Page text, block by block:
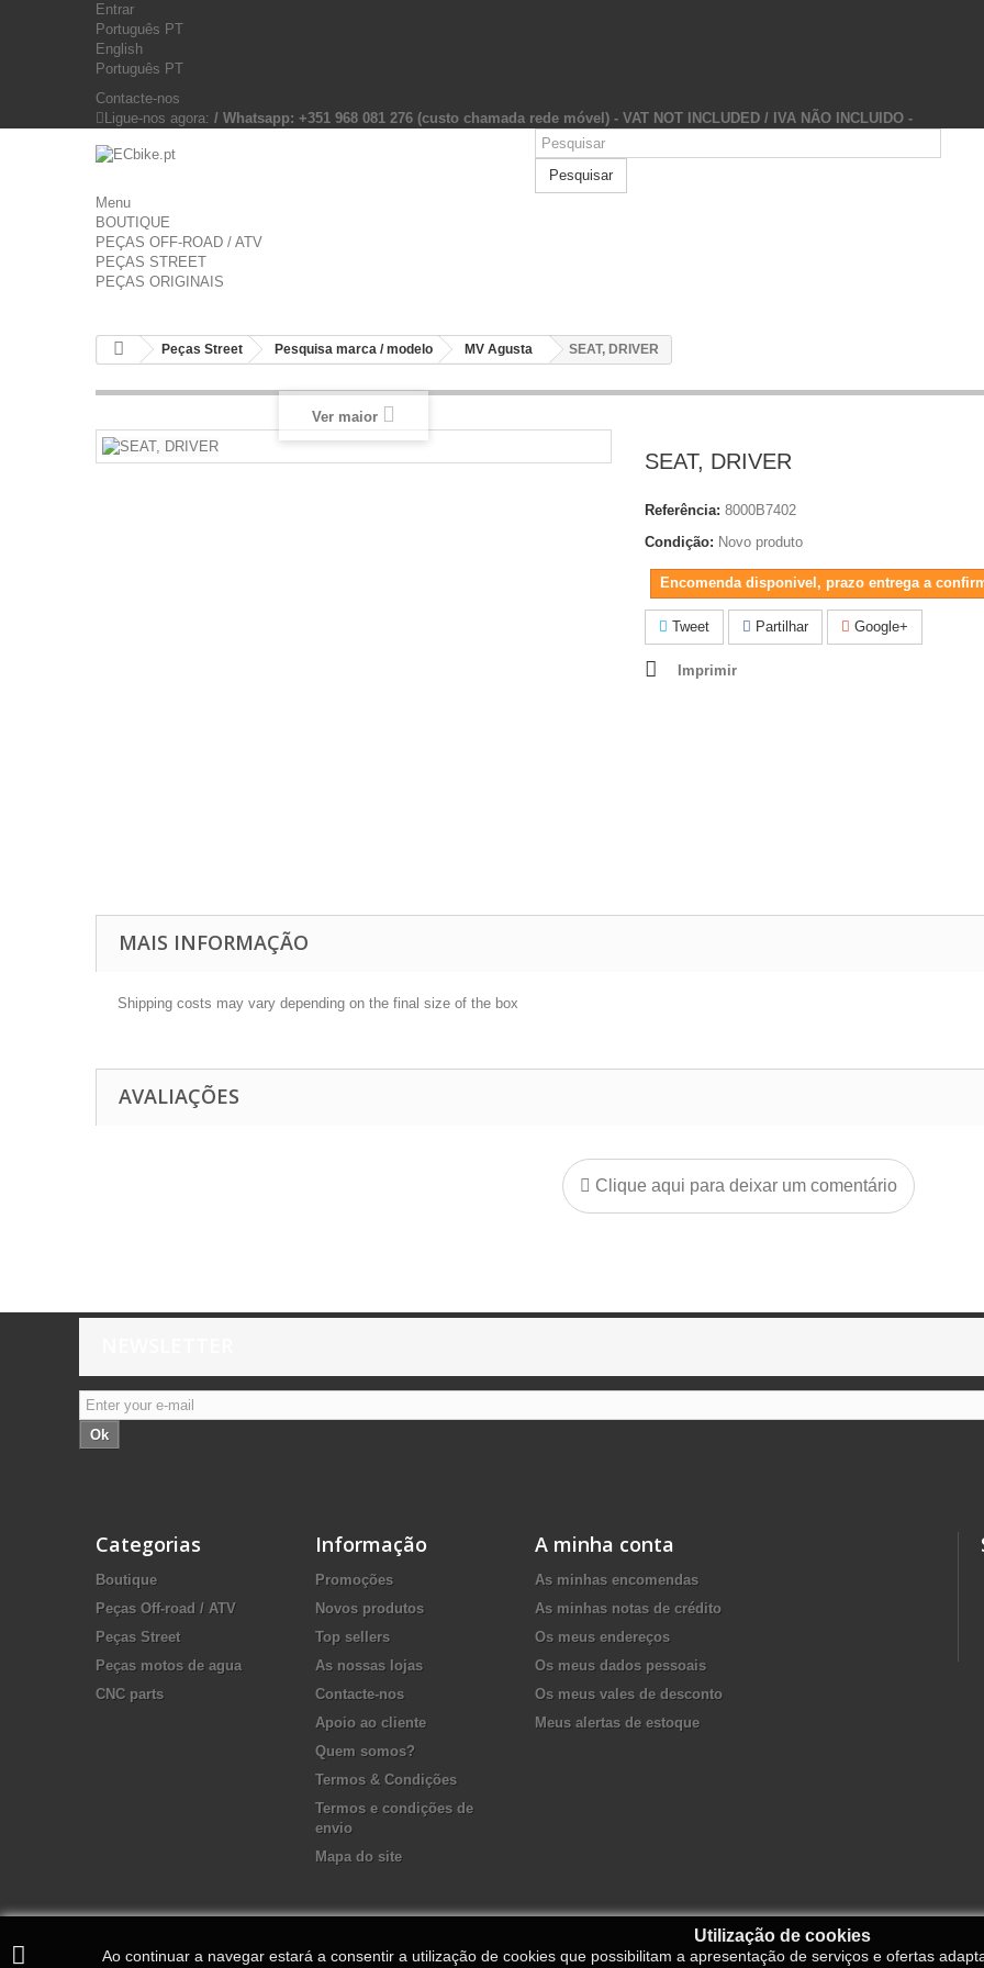
Entrar
Português PT
English
Português PT
Contacte-nos
Ligue-nos agora: / Whatsapp: +351 968 081 276 (custo chamada rede móvel) - VAT NOT INCLUDED / IVA NÃO INCLUIDO -
Pesquisar
Menu
BOUTIQUE
PEÇAS OFF-ROAD / ATV
PEÇAS STREET
PEÇAS ORIGINAIS
Peças Street Pesquisa marca / modelo MV Agusta SEAT, DRIVER
Ver maior
SEAT, DRIVER
Referência: 8000B7402
Condição: Novo produto
Encomenda disponivel, prazo entrega a
Tweet Partilhar Google+
Imprimir
MAIS INFORMAÇÃO
Shipping costs may vary depending on the final size of the box
AVALIAÇÕES
Clique aqui para deixar um comentário
Ok
Categorias
Boutique
Peças Off-road / ATV
Peças Street
Peças motos de agua
CNC parts
Informação
Promoções
Novos produtos
Top sellers
As nossas lojas
Contacte-nos
Apoio ao cliente
Quem somos?
Termos & Condições
Termos e condições de
envio
Mapa do site
A minha conta
As minhas encomendas
As minhas notas de crédito
Os meus endereços
Os meus dados pessoais
Os meus vales de desconto
Meus alertas de estoque
Utilização de cookies
Ao continuar a navegar estará a consentir a utilização de cookies que possibilitam a apresentação de serviços e ofertas